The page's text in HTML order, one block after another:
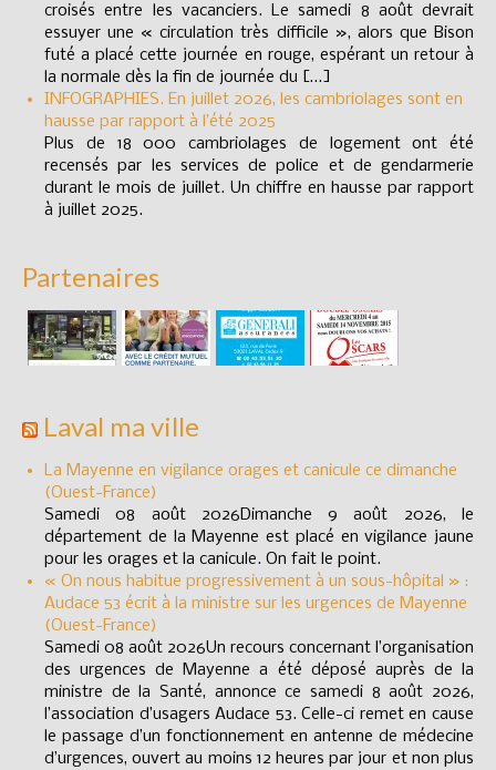
croisés entre les vacanciers. Le samedi 8 août devrait
essuyer une « circulation très difficile », alors que Bison
futé a placé cette journée en rouge, espérant un retour à
la normale dès la fin de journée du […]
INFOGRAPHIES. En juillet 2026, les cambriolages sont en
hausse par rapport à l’été 2025
Plus de 18 000 cambriolages de logement ont été
recensés par les services de police et de gendarmerie
durant le mois de juillet. Un chiffre en hausse par rapport
à juillet 2025.
Partenaires
Laval ma ville
La Mayenne en vigilance orages et canicule ce dimanche
(Ouest-France)
Samedi 08 août 2026Dimanche 9 août 2026, le
département de la Mayenne est placé en vigilance jaune
pour les orages et la canicule. On fait le point.
« On nous habitue progressivement à un sous-hôpital » :
Audace 53 écrit à la ministre sur les urgences de Mayenne
(Ouest-France)
Samedi 08 août 2026Un recours concernant l’organisation
des urgences de Mayenne a été déposé auprès de la
ministre de la Santé, annonce ce samedi 8 août 2026,
l’association d’usagers Audace 53. Celle-ci remet en cause
le passage d’un fonctionnement en antenne de médecine
d’urgences, ouvert au moins 12 heures par jour et non plus